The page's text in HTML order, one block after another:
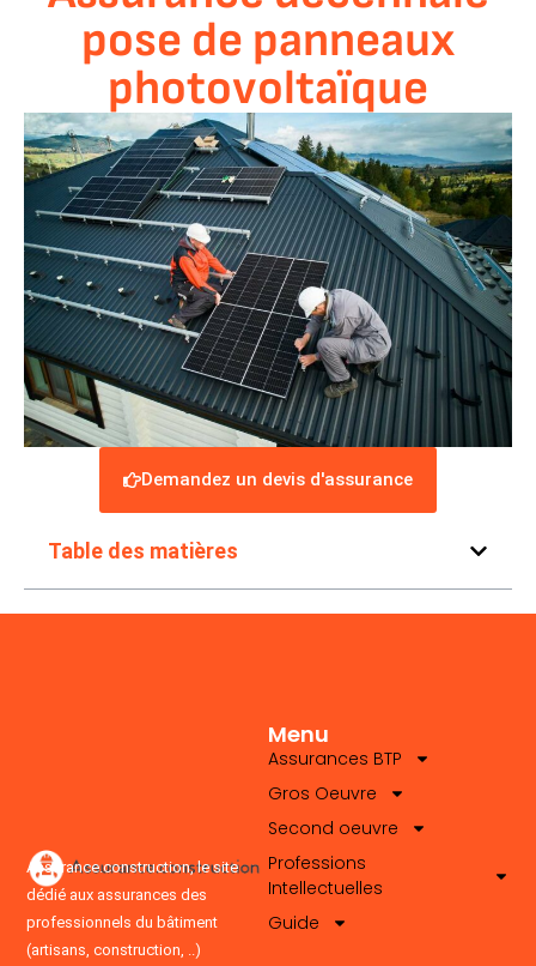
pose de panneaux
photovoltaïque
Demandez un devis d'assurance
Table des matières
Assurance.construction, le site
dédié aux assurances des
professionnels du bâtiment
(artisans, construction, ..)
Menu
Assurances BTP
Gros Oeuvre
Second oeuvre
Professions
Intellectuelles
Guide